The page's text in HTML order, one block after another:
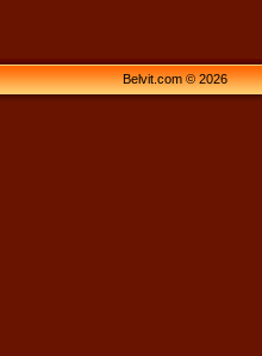
Belvit.com © 2026